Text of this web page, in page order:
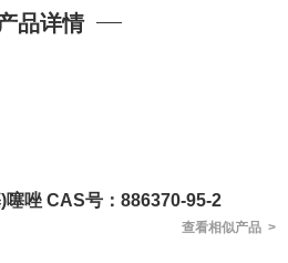
品详情
噻唑 CAS号：886370-95-2
查看相似产品 >